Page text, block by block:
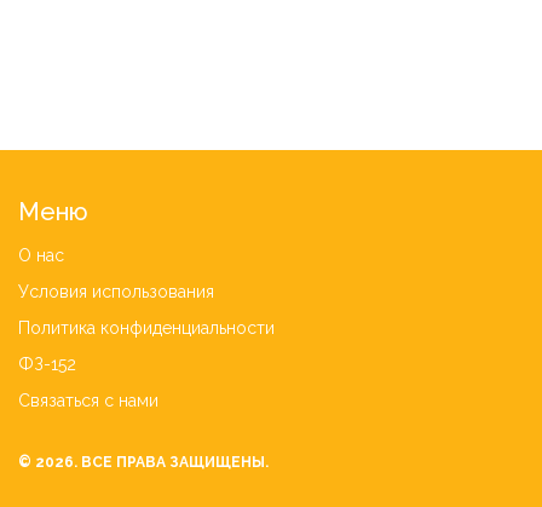
Меню
О нас
Условия использования
Политика конфиденциальности
ФЗ-152
Связаться с нами
© 2026. ВСЕ ПРАВА ЗАЩИЩЕНЫ.